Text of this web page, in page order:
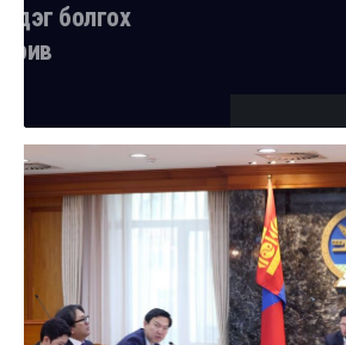
ажиллагааны уулзалт боллоо